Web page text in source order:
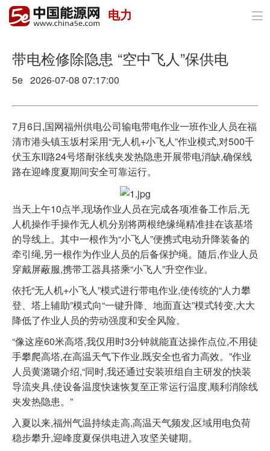
政策与经济
煤炭
电力
新能源
节能环保
分布式能源
电力 
带电检修除隐患 “空中飞人”保供电
5e 2026-07-08 07:17:00
7月6日,国网福州供电公司输电带电作业一班作业人员在福
清市港头镇玉坂村采用“无人机+小飞人”作业模式,对500千
伏玉东II路24号塔耐张线夹发热隐患开展带电消缺,确保线
路在迎峰度夏期间安全可靠运行。
当天上午10点半,现场作业人员在完成各项准备工作后,无
人机操作手操作无人机分别将两根绝缘绳精准挂在该基塔
的导线上。其中一根作为“小飞人”便携式电动升降装备的
牵引绳,另一根作为作业人员的后备保护绳。随后,作业人员
穿戴屏蔽服,携带工器具搭乘“小飞人”升空作业。
依托“无人机+小飞人”模式进行带电作业,使传统的“人力攀
登、塔上辅助”模式向“一键升降、地面直达”模式转变,大大
降低了作业人员的劳动强度和安全风险。
“像这座60米高塔,我仅用时3分钟就能直达操作点位,不用徒
手攀爬高塔,在高温天气下作业,既安全也省力高效。”作业
人员黄潞璐介绍,“同时,我还通过安装班组自主研发的快装
导流夹具,使设备温度快速恢复至正常运行温度,顺利消除线
夹发热隐患。”
入夏以来,福州气温持续走高,高温天气频发,区域用电负荷
稳步攀升,迎峰度夏保供电进入攻坚关键期。